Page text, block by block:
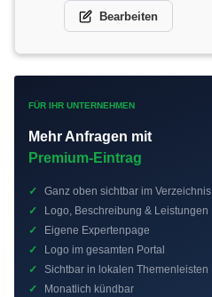
Bearbeiten
FÜR IHR UNTERNEHMEN
Mehr Anfragen mit
Premium-Eintrag
✓
Ganz oben sichtbar im Verzeichnis
✓
Logo, Beschreibung & Leistungen
✓
Eigene Expertenpage
✓
Logo im gesamten Portal
✓
Sichtbar in lokalen Themenleisten
✓
Monatlich kündbar